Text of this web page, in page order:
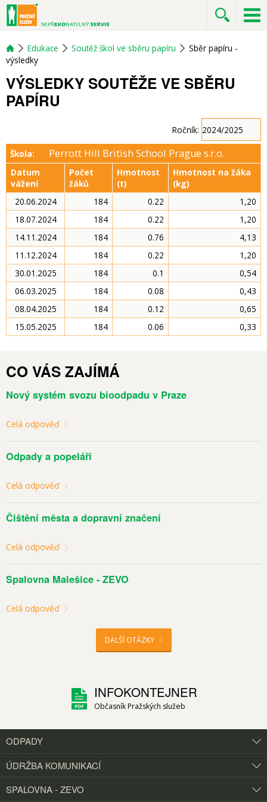
Edukace Soutěž škol ve sběru papíru
Sběr papíru -
výsledky
VÝSLEDKY SOUTĚŽE VE SBĚRU
PAPÍRU
Ročník:
Škola: Perrott Hill British School Prague s.r.o.
Datum
vážení
Počet
žáků
Hmotnost
(t)
Hmotnost na žáka
(kg)
20.06.2024
184 0.22
1,20
18.07.2024
184 0.22
1,20
14.11.2024
184 0.76
4,13
11.12.2024
184 0.22
1,20
30.01.2025
184 0.1
0,54
06.03.2025
184 0.08
0,43
08.04.2025
184 0.12
0,65
15.05.2025
184 0.06 0,33
CO VÁS ZAJÍMÁ
Nový systém svozu bioodpadu v Praze
Celá odpověď
Odpady a popeláři
Celá odpověď
Čištění města a dopravní značení
Celá odpověď
Spalovna Malešice - ZEVO
Celá odpověď
DALŠÍ OTÁZKY
INFOKONTEJNER
Občasník Pražských služeb
ODPADY
ÚDRŽBA KOMUNIKACÍ
SPALOVNA - ZEVO